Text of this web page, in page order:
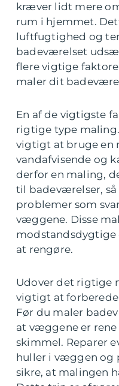
kræver lidt mere
rum i hjemmet.
luftfugtighed og
badeværelset
flere vigtige
maler dit
En af de vigtigste
rigtige type
vigtigt at bruge en
vandafvisende og
derfor en maling,
til badeværelser,
problemer som
væggene. Disse
modstandsdygtige
at rengøre.
Udover det rigtige
vigtigt at
Før du maler
at væggene er
skimmel. Reparer
huller i væggen og
sikre, at malingen